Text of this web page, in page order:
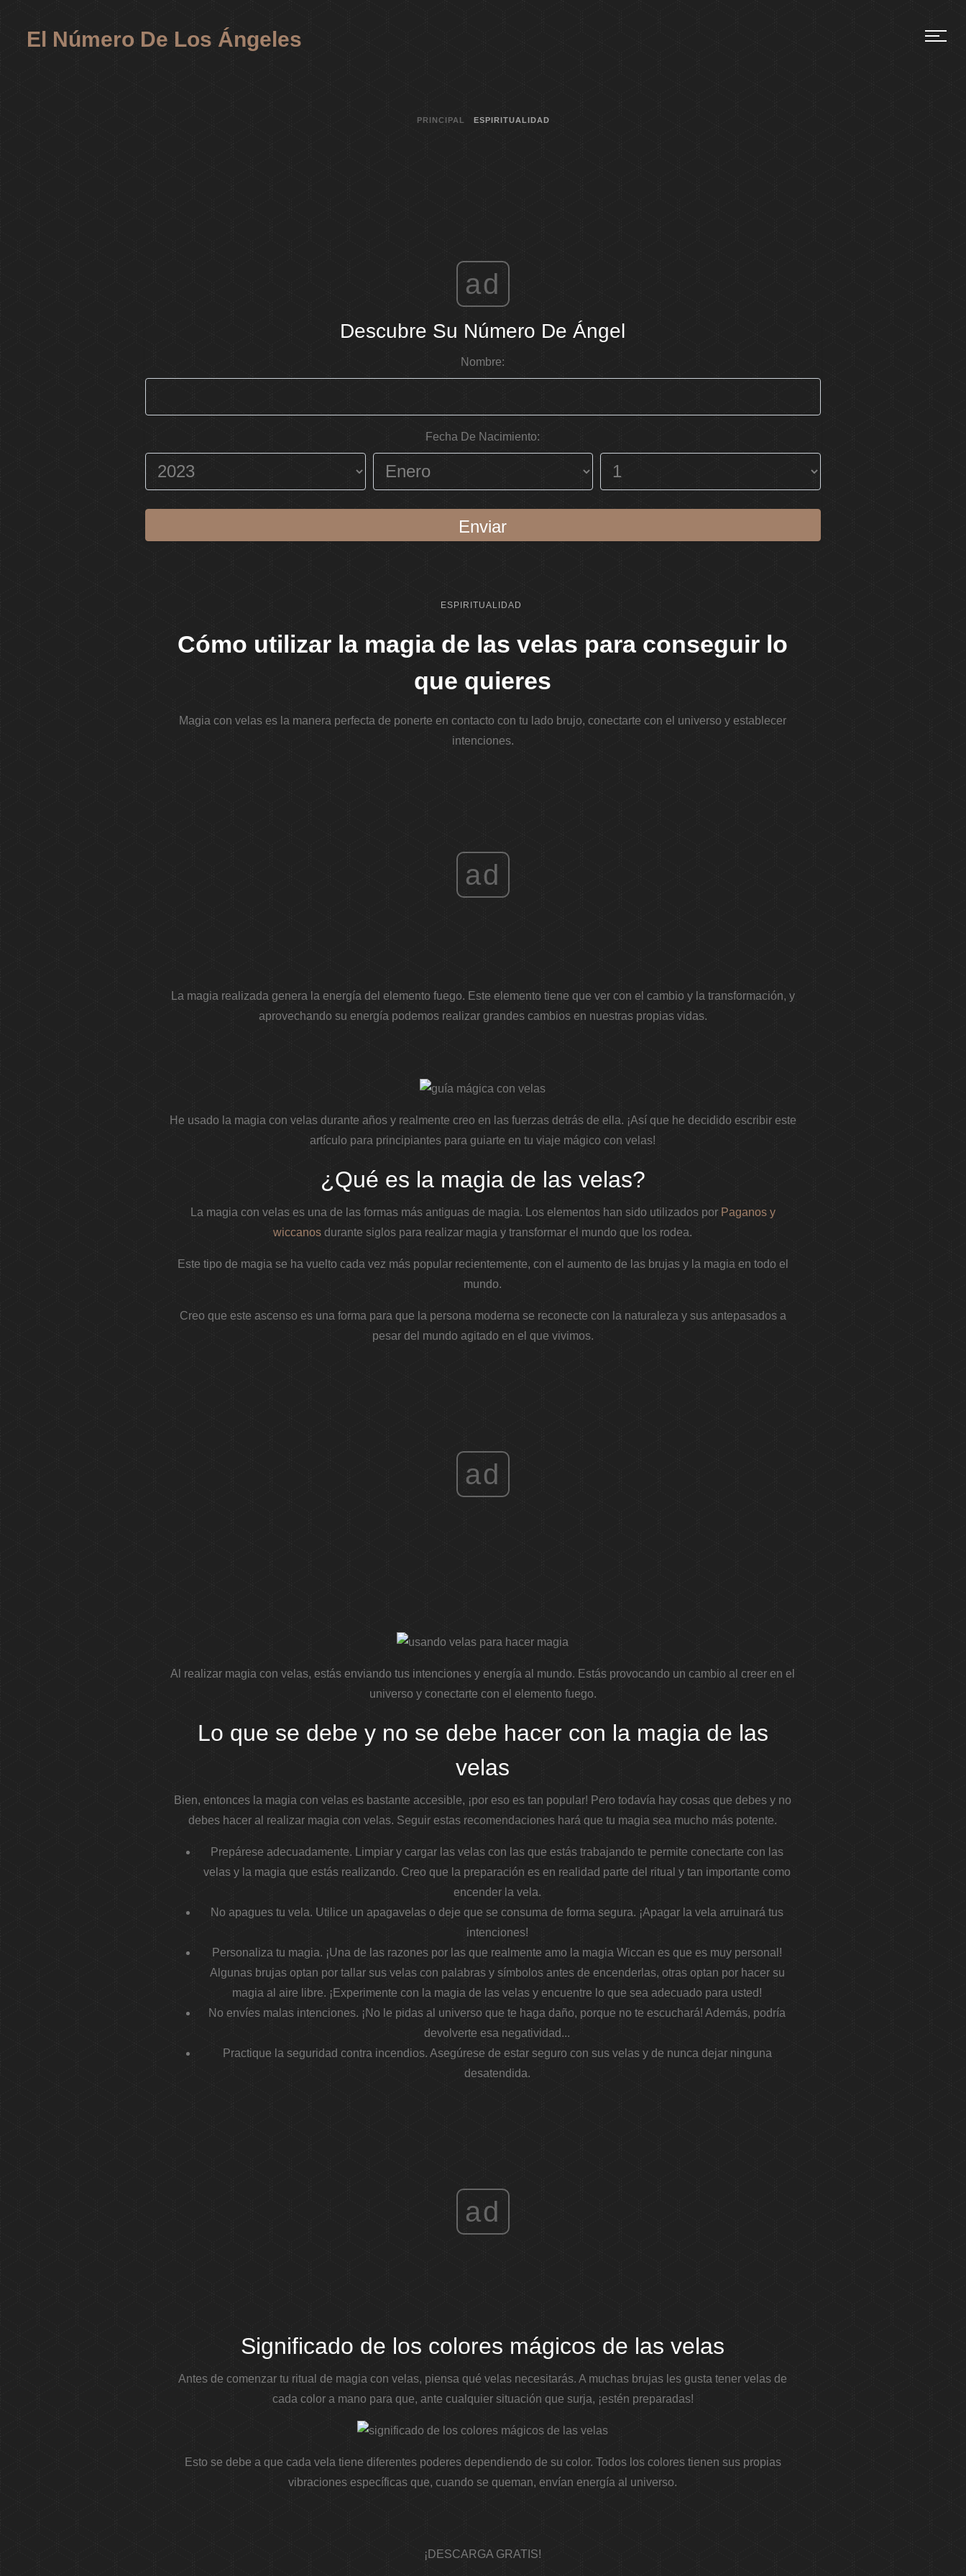
El Número De Los Ángeles
PRINCIPAL ESPIRITUALIDAD
ad
Descubre Su Número De Ángel
Nombre:
Fecha De Nacimiento:
Enviar
ESPIRITUALIDAD
Cómo utilizar la magia de las velas para conseguir lo
que quieres
Magia con velas es la manera perfecta de ponerte en contacto con tu lado brujo, conectarte con el universo y establecer
intenciones.
ad
La magia realizada genera la energía del elemento fuego. Este elemento tiene que ver con el cambio y la transformación, y
aprovechando su energía podemos realizar grandes cambios en nuestras propias vidas.
He usado la magia con velas durante años y realmente creo en las fuerzas detrás de ella. ¡Así que he decidido escribir este
artículo para principiantes para guiarte en tu viaje mágico con velas!
¿Qué es la magia de las velas?
La magia con velas es una de las formas más antiguas de magia. Los elementos han sido utilizados porPaganos y
wiccanos durante siglos para realizar magia y transformar el mundo que los rodea.
Este tipo de magia se ha vuelto cada vez más popular recientemente, con el aumento de las brujas y la magia en todo el
mundo.
Creo que este ascenso es una forma para que la persona moderna se reconecte con la naturaleza y sus antepasados ​​a
pesar del mundo agitado en el que vivimos.
ad
Al realizar magia con velas, estás enviando tus intenciones y energía al mundo. Estás provocando un cambio al creer en el
universo y conectarte con el elemento fuego.
Lo que se debe y no se debe hacer con la magia de las
velas
Bien, entonces la magia con velas es bastante accesible, ¡por eso es tan popular! Pero todavía hay cosas que debes y no
debes hacer al realizar magia con velas. Seguir estas recomendaciones hará que tu magia sea mucho más potente.
Prepárese adecuadamente. Limpiar y cargar las velas con las que estás trabajando te permite conectarte con las
velas y la magia que estás realizando. Creo que la preparación es en realidad parte del ritual y tan importante como
encender la vela.
No apagues tu vela. Utilice un apagavelas o deje que se consuma de forma segura. ¡Apagar la vela arruinará tus
intenciones!
Personaliza tu magia. ¡Una de las razones por las que realmente amo la magia Wiccan es que es muy personal!
Algunas brujas optan por tallar sus velas con palabras y símbolos antes de encenderlas, otras optan por hacer su
magia al aire libre. ¡Experimente con la magia de las velas y encuentre lo que sea adecuado para usted!
No envíes malas intenciones. ¡No le pidas al universo que te haga daño, porque no te escuchará! Además, podría
devolverte esa negatividad...
Practique la seguridad contra incendios. Asegúrese de estar seguro con sus velas y de nunca dejar ninguna
desatendida.
ad
Significado de los colores mágicos de las velas
Antes de comenzar tu ritual de magia con velas, piensa qué velas necesitarás. A muchas brujas les gusta tener velas de
cada color a mano para que, ante cualquier situación que surja, ¡estén preparadas!
Esto se debe a que cada vela tiene diferentes poderes dependiendo de su color. Todos los colores tienen sus propias
vibraciones específicas que, cuando se queman, envían energía al universo.
¡DESCARGA GRATIS!